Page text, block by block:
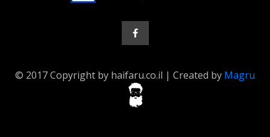
© 2017 Copyright by haifaru.co.il | Created by Magru